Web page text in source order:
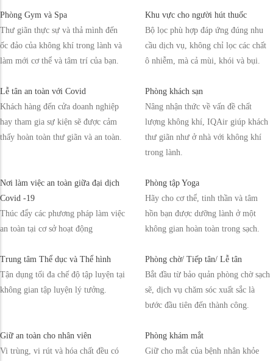
Phòng Gym và Spa
Thư giãn thực sự và thả mình đến
ốc đảo của không khí trong lành và
làm mới cơ thể và tâm trí của bạn.
Khu vực cho người hút thuốc
Bộ lọc phù hợp đáp ứng đúng nhu
cầu dịch vụ, không chỉ lọc các chất
ô nhiễm, mà cả mùi, khói và bụi.
Lễ tân an toàn với Covid
Khách hàng đến cửa doanh nghiệp
hay tham gia sự kiện sẽ được cảm
thấy hoàn toàn thư giãn và an toàn.
Phòng khách sạn
Nâng nhận thức về vấn đề chất
lượng không khí, IQAir giúp khách
thư giãn như ở nhà với không khí
trong lành.
Nơi làm việc an toàn giữa đại dịch
Covid -19
Thúc đẩy các phương pháp làm việc
an toàn tại cơ sở hoạt động
Phòng tập Yoga
Hãy cho cơ thể, tinh thần và tâm
hồn bạn được dưỡng lành ở một
không gian hoàn toàn trong sạch.
Trung tâm Thể dục và Thể hình
Tận dụng tối đa chế độ tập luyện tại
không gian tập luyện lý tưởng.
Phòng chờ/ Tiếp tân/ Lễ tân
Bắt đầu từ bảo quản phòng chờ sạch
sẽ, dịch vụ chăm sóc xuất sắc là
bước đầu tiên đến thành công.
Giữ an toàn cho nhân viên
Vi trùng, vi rút và hóa chất đều có
Phòng khám mắt
Giữ cho mắt của bệnh nhân khỏe